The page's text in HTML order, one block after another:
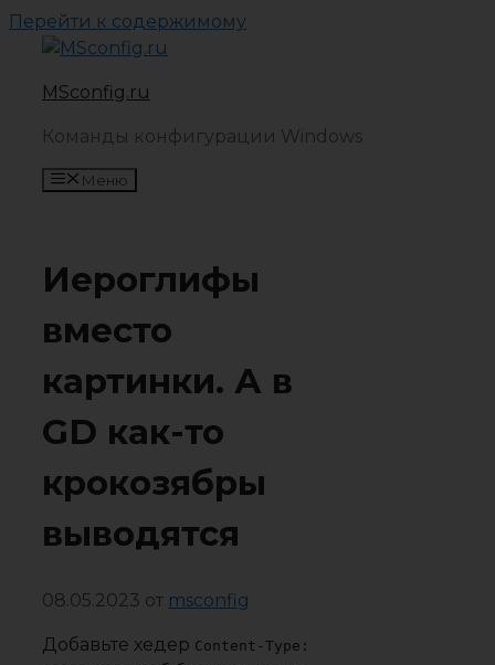
Перейти к содержимому
MSconfig.ru
Команды конфигурации Windows
Меню
Иероглифы
вместо
картинки. А в
GD как-то
крокозябры
выводятся
08.05.2023 от msconfig
Добавьте хедер Content-Type: